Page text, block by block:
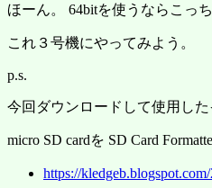
ほーん。 64bitを使うならこっ
これ３号機にやってみよう。
p.s.
今回ダウンロードして使用した
micro SD cardを SD Card
https://